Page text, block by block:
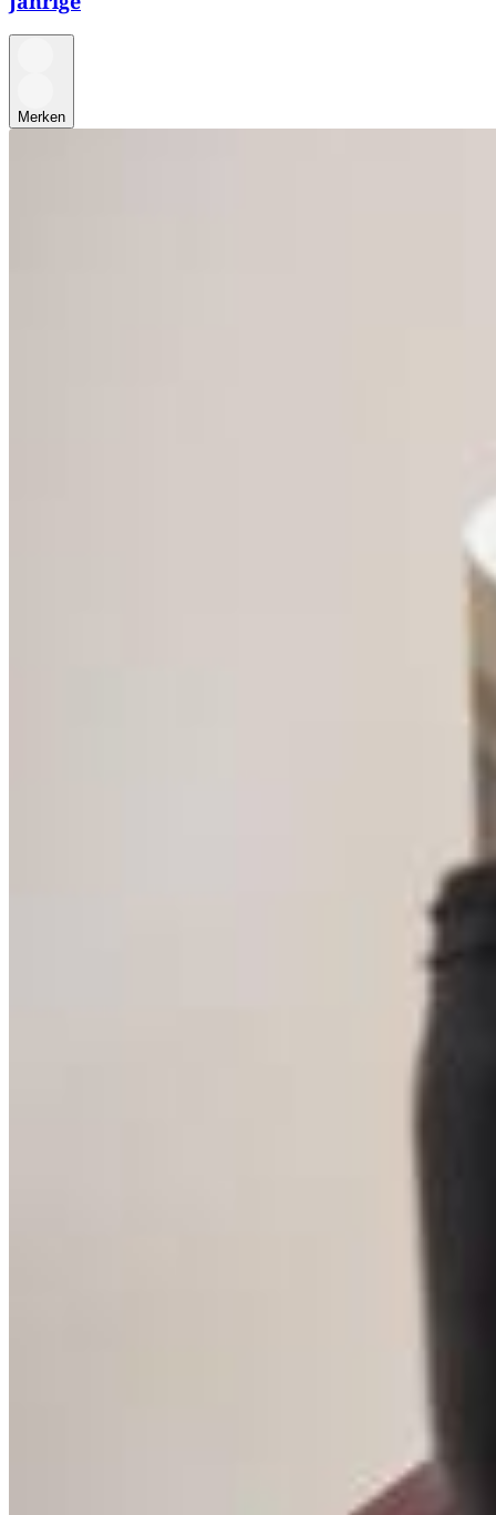
Merken